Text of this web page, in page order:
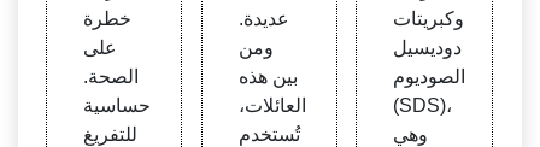
خطرة
على
الصحة.
حساسية
للتفريغ
عديدة.
ومن
بين هذه
العائلات،
تُستخدم
ألومني
وم -
Scie
nceD
irect
وكبريتات
دوديسيل
الصوديوم
(SDS)،
وهي